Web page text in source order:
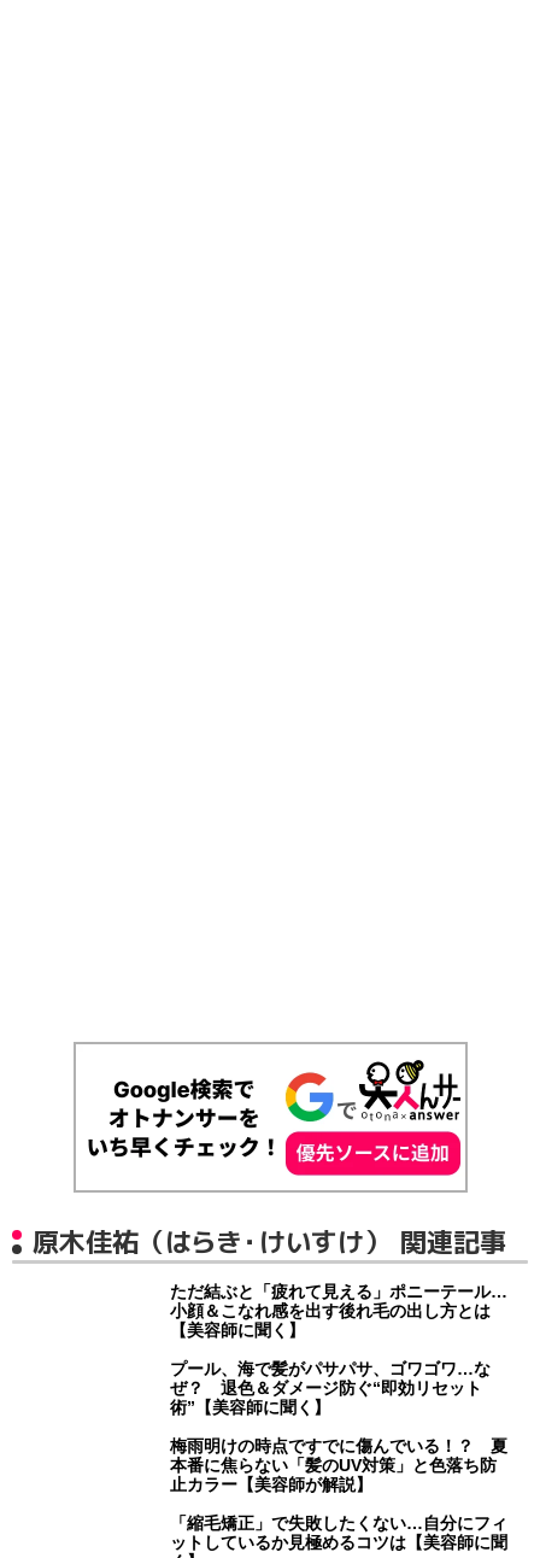
原木佳祐（はらき・けいすけ） 関連記事
ただ結ぶと「疲れて見える」ポニーテール…
小顔＆こなれ感を出す後れ毛の出し方とは
【美容師に聞く】
プール、海で髪がパサパサ、ゴワゴワ…な
ぜ？ 退色＆ダメージ防ぐ“即効リセット
術”【美容師に聞く】
梅雨明けの時点ですでに傷んでいる！？ 夏
本番に焦らない「髪のUV対策」と色落ち防
止カラー【美容師が解説】
「縮毛矯正」で失敗したくない…自分にフィ
ットしているか見極めるコツは【美容師に聞